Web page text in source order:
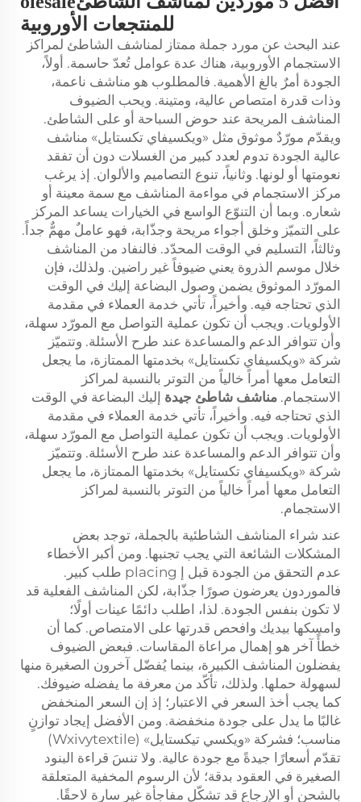
للمنتجعات الأوروبية
عند البحث عن مورد جملة ممتاز لمناشف الشاطئ لمراكز
الاستجمام الأوروبية، هناك عدة عوامل تُعدّ حاسمة. أولاً،
الجودة أمرٌ بالغ الأهمية. فالمطلوب هو مناشف ناعمة،
وذات قدرة امتصاص عالية، ومتينة. ويحب الضيوف
المناشف المريحة عند حوض السباحة أو على الشاطئ.
ويقدّم مورّدٌ موثوق مثل «ويكسيفاي تكستايل» مناشف
عالية الجودة تدوم لعدد كبير من الغسلات دون أن تفقد
نعومتها أو لونها. وثانياً، تنوع التصاميم والألوان. إذ يرغب
مركز الاستجمام في مواءمة المناشف مع سمة معينة أو
شعاره. وبما أن التنوّع الواسع في الخيارات يساعد المركز
على التميّز وخلق أجواء مريحة وجذّابة، فهو عاملٌ مهمٌّ جداً.
وثالثاً، التسليم في الوقت المحدّد. فالنفاد من المناشف
خلال موسم الذروة يعني ضيوفاً غير راضين. ولذلك، فإن
المورّد الموثوق يضمن وصول البضاعة إليك في الوقت
الذي تحتاجه فيه. وأخيراً، تأتي خدمة العملاء في مقدمة
الأولويات. ويجب أن تكون عملية التواصل مع المورّد سهلة،
وأن تتوافر الدعم والمساعدة عند طرح الأسئلة. وتتميّز
شركة «ويكسيفاي تكستايل» بخدمتها الممتازة، ما يجعل
التعامل معها أمراً خالياً من التوتر بالنسبة لمراكز
الاستجمام. مناشف شاطئ جيدة إليك البضاعة في الوقت
الذي تحتاجه فيه. وأخيراً، تأتي خدمة العملاء في مقدمة
الأولويات. ويجب أن تكون عملية التواصل مع المورّد سهلة،
وأن تتوافر الدعم والمساعدة عند طرح الأسئلة. وتتميّز
شركة «ويكسيفاي تكستايل» بخدمتها الممتازة، ما يجعل
التعامل معها أمراً خالياً من التوتر بالنسبة لمراكز
الاستجمام.
عند شراء المناشف الشاطئية بالجملة، توجد بعض
المشكلات الشائعة التي يجب تجنبها. ومن أكبر الأخطاء
عدم التحقق من الجودة قبل إ placing طلب كبير.
فالموردون يعرضون صورًا جذّابة، لكن المناشف الفعلية قد
لا تكون بنفس الجودة. لذا، اطلب دائمًا عينات أولًا؛
وامسكها بيديك وافحص قدرتها على الامتصاص. كما أن
خطأً آخر هو إهمال مراعاة المقاسات. فبعض الضيوف
يفضلون المناشف الكبيرة، بينما يُفضّل آخرون الصغيرة منها
لسهولة حملها. ولذلك، تأكّد من معرفة ما يفضله ضيوفك.
كما يجب أخذ السعر في الاعتبار؛ إذ إن السعر المنخفض
غالبًا ما يدل على جودة منخفضة. ومن الأفضل إيجاد توازنٍ
مناسب؛ فشركة «ويكسي تيكستايل» (Wxivytextile)
تقدّم أسعارًا جيدةً مع جودة عالية. ولا تنسَ قراءة البنود
الصغيرة في العقود بدقة؛ لأن الرسوم المخفية المتعلقة
بالشحن أو الإرجاع قد تشكّل مفاجأة غير سارة لاحقًا.